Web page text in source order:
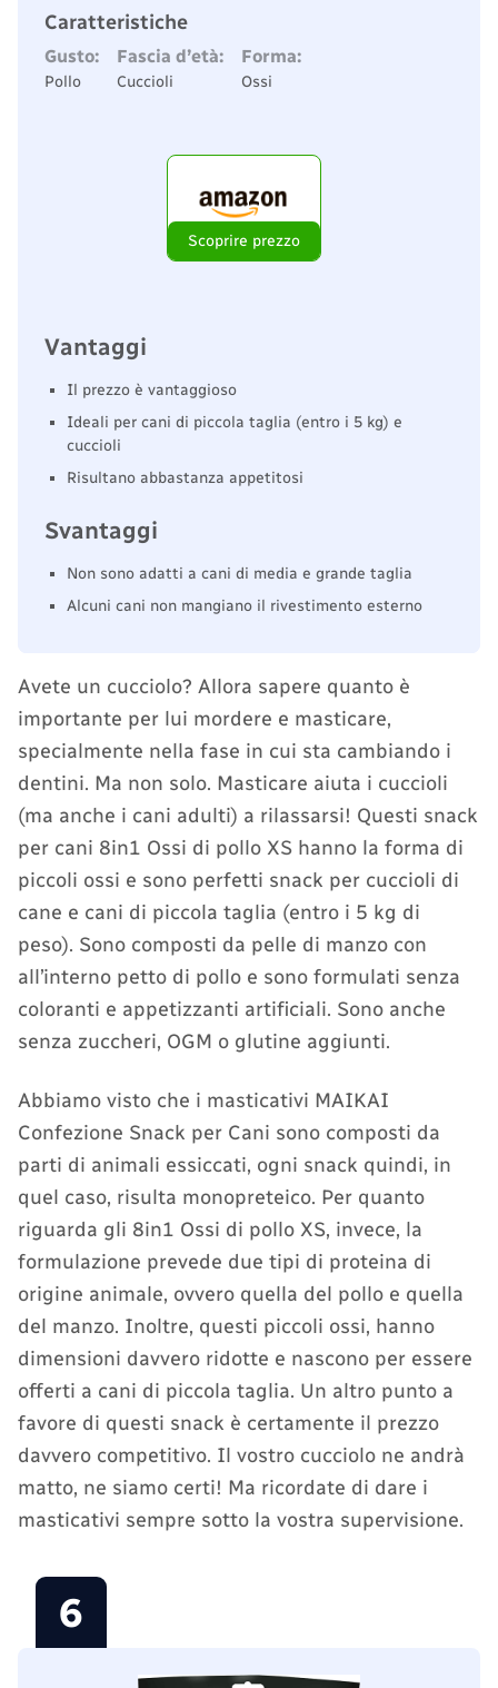
Caratteristiche
Gusto:
Pollo
Fascia d’età:
Cuccioli
Forma:
Ossi
Scoprire prezzo
Vantaggi
Il prezzo è vantaggioso
Ideali per cani di piccola taglia (entro i 5 kg) e
cuccioli
Risultano abbastanza appetitosi
Svantaggi
Non sono adatti a cani di media e grande taglia
Alcuni cani non mangiano il rivestimento esterno
Avete un cucciolo? Allora sapere quanto è
importante per lui mordere e masticare,
specialmente nella fase in cui sta cambiando i
dentini. Ma non solo. Masticare aiuta i cuccioli
(ma anche i cani adulti) a rilassarsi! Questi snack
per cani 8in1 Ossi di pollo XS hanno la forma di
piccoli ossi e sono perfetti snack per cuccioli di
cane e cani di piccola taglia (entro i 5 kg di
peso). Sono composti da pelle di manzo con
all’interno petto di pollo e sono formulati senza
coloranti e appetizzanti artificiali. Sono anche
senza zuccheri, OGM o glutine aggiunti.
Abbiamo visto che i masticativi MAIKAI
Confezione Snack per Cani sono composti da
parti di animali essiccati, ogni snack quindi, in
quel caso, risulta monopreteico. Per quanto
riguarda gli 8in1 Ossi di pollo XS, invece, la
formulazione prevede due tipi di proteina di
origine animale, ovvero quella del pollo e quella
del manzo. Inoltre, questi piccoli ossi, hanno
dimensioni davvero ridotte e nascono per essere
offerti a cani di piccola taglia. Un altro punto a
favore di questi snack è certamente il prezzo
davvero competitivo. Il vostro cucciolo ne andrà
matto, ne siamo certi! Ma ricordate di dare i
masticativi sempre sotto la vostra supervisione.
6